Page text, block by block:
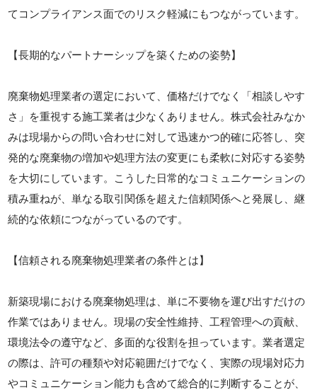
てコンプライアンス面でのリスク軽減にもつながっています。
【長期的なパートナーシップを築くための姿勢】
廃棄物処理業者の選定において、価格だけでなく「相談しやす
さ」を重視する施工業者は少なくありません。株式会社みなか
みは現場からの問い合わせに対して迅速かつ的確に応答し、突
発的な廃棄物の増加や処理方法の変更にも柔軟に対応する姿勢
を大切にしています。こうした日常的なコミュニケーションの
積み重ねが、単なる取引関係を超えた信頼関係へと発展し、継
続的な依頼につながっているのです。
【信頼される廃棄物処理業者の条件とは】
新築現場における廃棄物処理は、単に不要物を運び出すだけの
作業ではありません。現場の安全性維持、工程管理への貢献、
環境法令の遵守など、多面的な役割を担っています。業者選定
の際は、許可の種類や対応範囲だけでなく、実際の現場対応力
やコミュニケーション能力も含めて総合的に判断することが、